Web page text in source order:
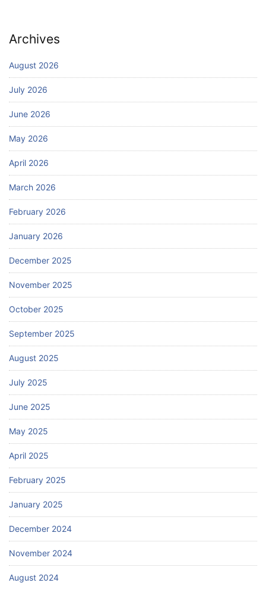
Archives
August 2026
July 2026
June 2026
May 2026
April 2026
March 2026
February 2026
January 2026
December 2025
November 2025
October 2025
September 2025
August 2025
July 2025
June 2025
May 2025
April 2025
February 2025
January 2025
December 2024
November 2024
August 2024